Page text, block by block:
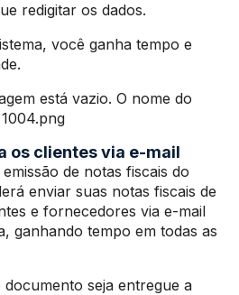
redigitar os dados.
você ganha tempo e
está vazio. O nome do
os clientes via e-mail
de notas fiscais do
enviar suas notas fiscais de
e fornecedores via e-mail
ganhando tempo em todas as
documento seja entregue a